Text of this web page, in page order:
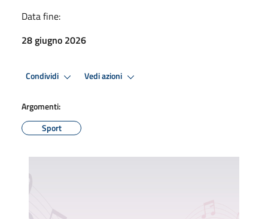
Data fine:
28 giugno 2026
Condividi Vedi azioni
Argomenti:
Sport